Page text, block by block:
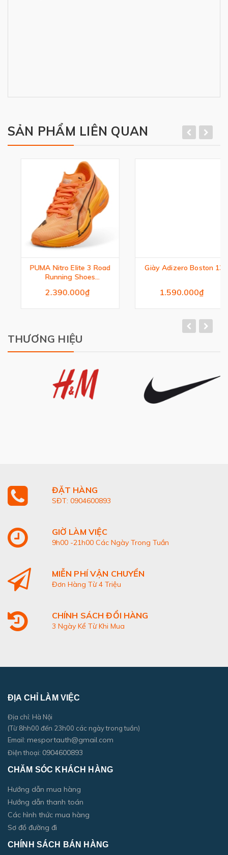
SẢN PHẨM LIÊN QUAN
PUMA Nitro Elite 3 Road
Running Shoes
2.390.000₫
Giày Adizero Boston 13
1.590.000₫
THƯƠNG HIỆU
ĐẶT HÀNG
SĐT: 0904600893
GIỜ LÀM VIỆC
9h00 -21h00 Các Ngày Trong Tuần
MIỄN PHÍ VẬN CHUYỂN
Đơn Hàng Từ 4 Triệu
CHÍNH SÁCH ĐỔI HÀNG
3 Ngày Kể Từ Khi Mua
ĐỊA CHỈ LÀM VIỆC
Địa chỉ: Hà Nội
(Từ 8hh00 đến 23h00 các ngày trong tuần)
Email: mesportauth@gmail.com
Điện thoại: 0904600893
CHĂM SÓC KHÁCH HÀNG
Hướng dẫn mua hàng
Hướng dẫn thanh toán
Các hình thức mua hàng
Sơ đồ đường đi
CHÍNH SÁCH BÁN HÀNG